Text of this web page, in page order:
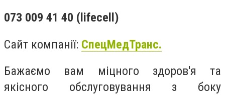
073 009 41 40 (lifecell)
Сайт компанії: СпецМедТранс.
Бажаємо вам міцного здоров'я та
якісного обслуговування з боку